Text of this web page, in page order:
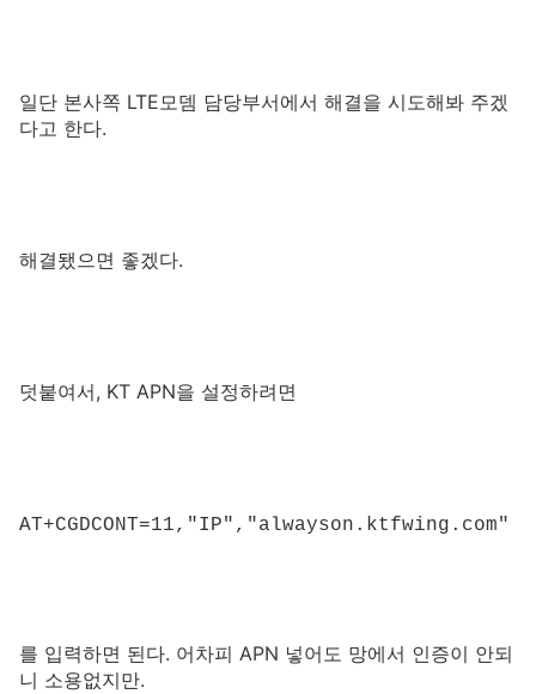
일단 본사쪽 LTE모뎀 담당부서에서 해결을 시도해봐 주겠
다고 한다.
해결됐으면 좋겠다.
덧붙여서, KT APN을 설정하려면
AT+CGDCONT=11,"IP","alwayson.ktfwing.com"
를 입력하면 된다. 어차피 APN 넣어도 망에서 인증이 안되
니 소용없지만.